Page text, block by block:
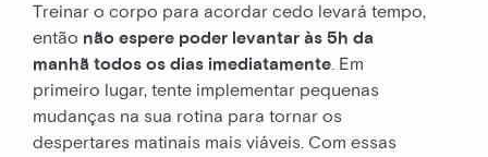
Treinar o corpo para acordar cedo levará tempo,
então não espere poder levantar às 5h da
manhã todos os dias imediatamente. Em
primeiro lugar, tente implementar pequenas
mudanças na sua rotina para tornar os
despertares matinais mais viáveis. Com essas